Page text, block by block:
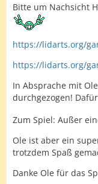
Bitte um Nachsicht
https://lidarts.org/
https://lidarts.org/
In Absprache mit
durchgezogen!
Zum Spiel: Außer
Ole ist aber ein
trotzdem Spaß
Danke Ole für das